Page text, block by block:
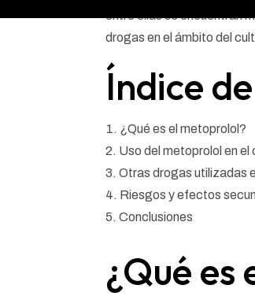
entre ellas se encuentran
drogas en el ámbito del
Índice
¿Qué es el metoprolol?
Uso del metoprolol en el
Otras drogas utilizadas
Riesgos y efectos
Conclusiones
¿Qué es